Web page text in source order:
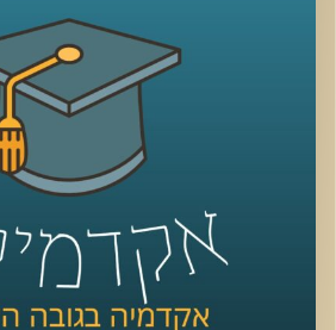
שמירה על קשר עם חברים, מציאת
שליליים, אנחנו נחשפים לדברים
יכולים לפתח הפרעות אכילה או דיכאון
את הנזקים הפוטנציאלים קשה לנו
אז מה אפשר לעשות?
כדי לענות על השאלה הזו הצטרף אליי
ראש ההתמחות השיווקית בביה"ס סמי
קרדיט תמונות:AudioVersity